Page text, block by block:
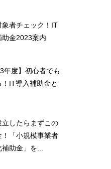
象者チェック！IT
助金2023案内
年度】初心者でも
！IT導入補助金と
立したらまずこの
！「小規模事業者
助金」を...